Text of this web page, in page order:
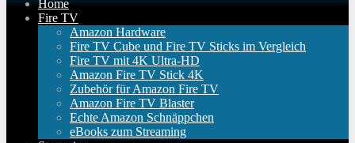
Home
Fire TV
Amazon Hardware
Fire TV Cube und Fire TV Sticks im Vergleich
Fire TV mit 4K Ultra-HD
Amazon Fire TV Stick 4K
Zubehör für Amazon Fire TV
Amazon Fire TV Blaster
Echte Amazon Schnäppchen
eBooks zum Streaming